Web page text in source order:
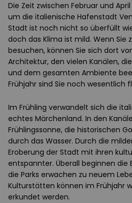
Die Zeit zwischen Februar und
um die italienische Hafenstadt
Stadt ist noch nicht so überfüllt
doch das Klima ist mild. Wenn Sie
besuchen, können Sie sich dort
Architektur, den vielen Kanälen,
und dem gesamten Ambiente
Frühjahr sind Sie noch wesentlich
Im Frühling verwandelt sich die
echtes Märchenland. In den
Frühlingssonne, die historischen
durch das Wasser. Durch die
Eroberung der Stadt mit ihren
entspannter. Überall beginnen die
die Parks erwachen zu neuem
Kulturstätten können im Frühjahr
erkundet werden.